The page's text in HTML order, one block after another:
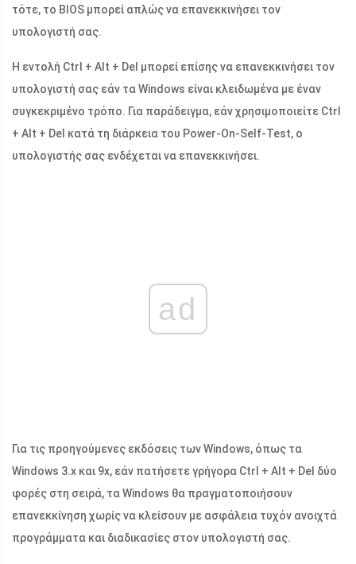
τότε, το BIOS μπορεί απλώς να επανεκκινήσει τον
υπολογιστή σας.
Η εντολή Ctrl + Alt + Del μπορεί επίσης να επανεκκινήσει τον
υπολογιστή σας εάν τα Windows είναι κλειδωμένα με έναν
συγκεκριμένο τρόπο. Για παράδειγμα, εάν χρησιμοποιείτε Ctrl
+ Alt + Del κατά τη διάρκεια του Power-On-Self-Test, ο
υπολογιστής σας ενδέχεται να επανεκκινήσει.
ad
Για τις προηγούμενες εκδόσεις των Windows, όπως τα
Windows 3.x και 9x, εάν πατήσετε γρήγορα Ctrl + Alt + Del δύο
φορές στη σειρά, τα Windows θα πραγματοποιήσουν
επανεκκίνηση χωρίς να κλείσουν με ασφάλεια τυχόν ανοιχτά
προγράμματα και διαδικασίες στον υπολογιστή σας.